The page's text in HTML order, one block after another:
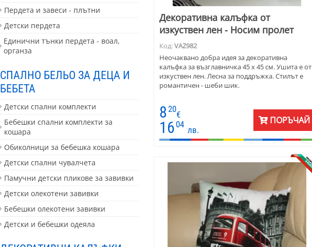
Пердета и завеси - плътни
Детски пердета
Единични тънки пердета - воал,
органза
СПАЛНО БЕЛЬО ЗА ДЕЦА И
БЕБЕТА
Детски спални комплекти
Бебешки спални комплекти за
кошара
Обиколници за бебешка кошара
Детски спални чувалчета
Памучни детски пликове за завивки
Детски олекотени завивки
Бебешки олекотени завивки
Детски и бебешки одеяла
Декоративна калъфка от
изкуствен лен - Носим пролет
Код:VAZ982
Неочаквано добра идея за декоративна
калъфка за възглавничка 45 х 45 см. Ушита е от
изкуствен лен. Лесна за поддръжка. Стилът е
романтичен - шеби шик.
8 20
€
16 04
лв.
ПОРЪЧАЙ